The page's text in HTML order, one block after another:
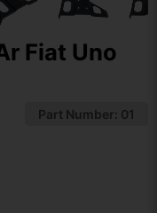
Fiat Uno
Part Number: 01